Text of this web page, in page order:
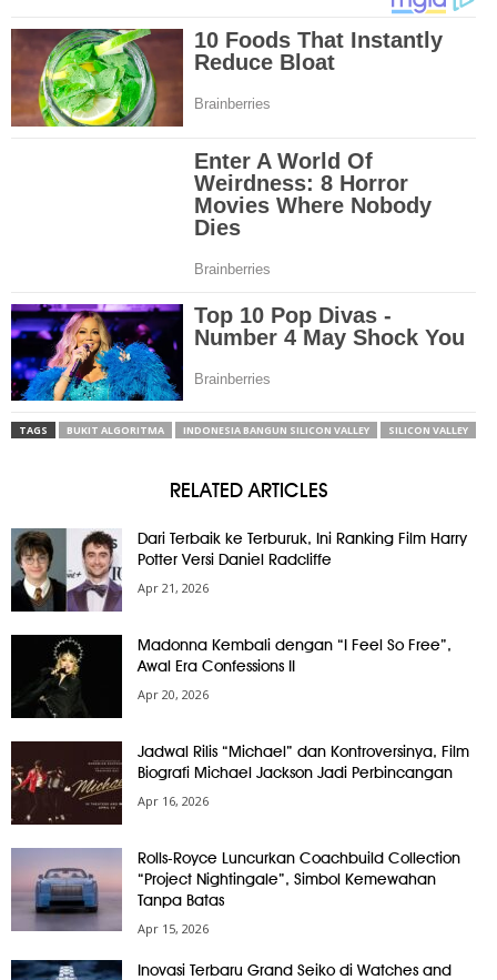
TAGS BUKIT ALGORITMA INDONESIA BANGUN SILICON VALLEY SILICON VALLEY
RELATED ARTICLES
Dari Terbaik ke Terburuk, Ini Ranking Film Harry
Potter Versi Daniel Radcliffe
Apr 21, 2026
Madonna Kembali dengan “I Feel So Free”,
Awal Era Confessions II
Apr 20, 2026
Jadwal Rilis “Michael” dan Kontroversinya, Film
Biografi Michael Jackson Jadi Perbincangan
Apr 16, 2026
Rolls-Royce Luncurkan Coachbuild Collection
“Project Nightingale”, Simbol Kemewahan
Tanpa Batas
Apr 15, 2026
Inovasi Terbaru Grand Seiko di Watches and